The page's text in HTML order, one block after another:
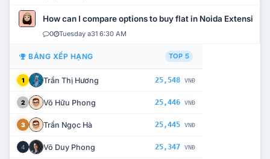
How can I compare options to buy flat in Noida Extension?
0 Tuesday a31 6:30 AM
BẢNG XẾP HẠNG TOP 5
1 Trần Thị Hương 25,548 VNĐ
2 Võ Hữu Phong 25,446 VNĐ
3 Trần Ngọc Hà 25,445 VNĐ
4 Võ Duy Phong 25,347 VNĐ